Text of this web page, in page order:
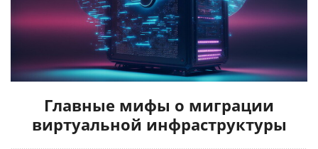
Главные мифы о миграции
виртуальной инфраструктуры